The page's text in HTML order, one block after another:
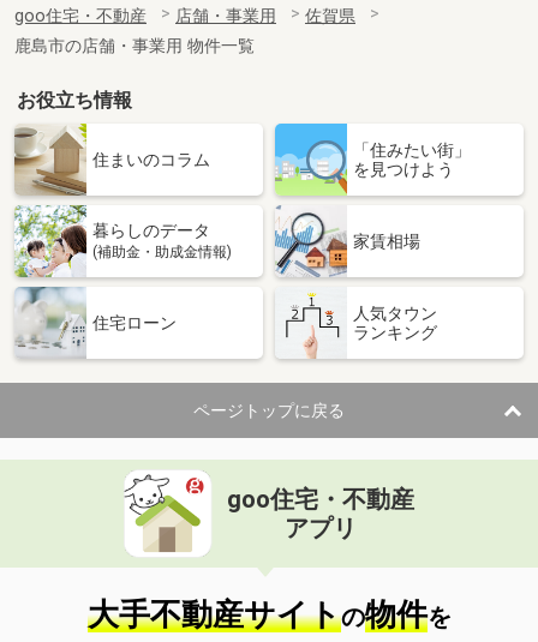
goo住宅・不動産 店舗・事業用
佐賀県
鹿島市の店舗・事業用 物件一覧
お役立ち情報
住まいのコラム
「住みたい街」
を見つけよう
暮らしのデータ
(補助金・助成金情報)
家賃相場
住宅ローン
人気タウン
ランキング
ページトップに戻る
goo住宅・不動産
アプリ
大手不動産サイトの物件を